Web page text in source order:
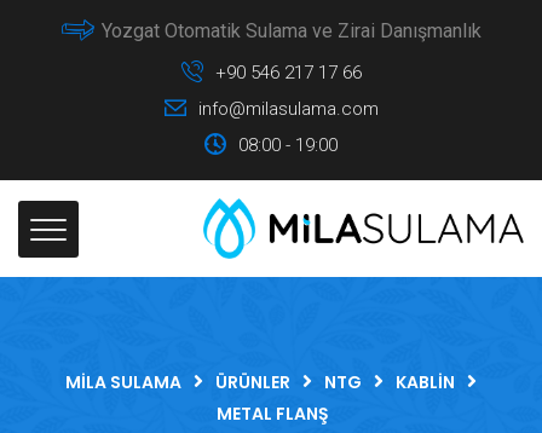
Yozgat Otomatik Sulama ve Zirai Danışmanlık
+90 546 217 17 66
info@milasulama.com
08:00 - 19:00
MILA SULAMA ÜRÜNLER NTG
KABLIN
METAL FLANŞ